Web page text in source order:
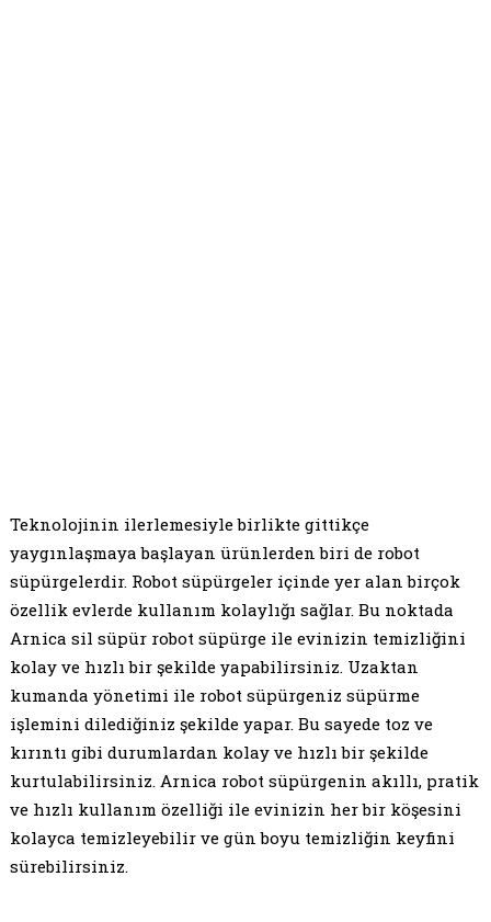
Teknolojinin ilerlemesiyle birlikte gittikçe
yaygınlaşmaya başlayan ürünlerden biri de robot
süpürgelerdir. Robot süpürgeler içinde yer alan birçok
özellik evlerde kullanım kolaylığı sağlar. Bu noktada
Arnica sil süpür robot süpürge ile evinizin temizliğini
kolay ve hızlı bir şekilde yapabilirsiniz. Uzaktan
kumanda yönetimi ile robot süpürgeniz süpürme
işlemini dilediğiniz şekilde yapar. Bu sayede toz ve
kırıntı gibi durumlardan kolay ve hızlı bir şekilde
kurtulabilirsiniz. Arnica robot süpürgenin akıllı, pratik
ve hızlı kullanım özelliği ile evinizin her bir köşesini
kolayca temizleyebilir ve gün boyu temizliğin keyfini
sürebilirsiniz.